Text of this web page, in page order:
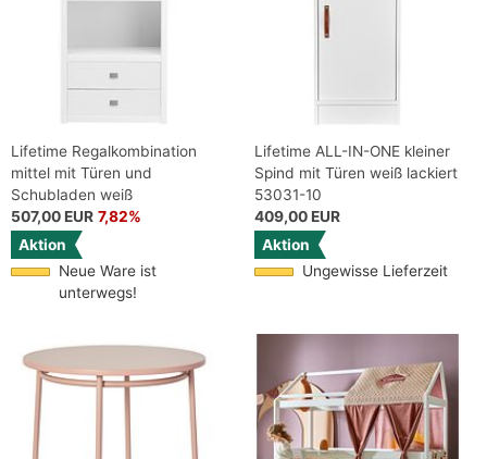
Lifetime Regalkombination
mittel mit Türen und
Schubladen weiß
507,00 EUR 7,82%
Aktion
Neue Ware ist
unterwegs!
Lifetime ALL-IN-ONE kleiner
Spind mit Türen weiß lackiert
53031-10
409,00 EUR
Aktion
Ungewisse Lieferzeit